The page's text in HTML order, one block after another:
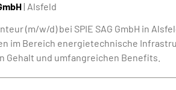
| Alsfeld
(m/w/d) bei SPIE SAG GmbH in
im Bereich energietechnische
und umfangreichen Benefits.